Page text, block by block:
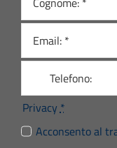
Privacy *
Acconsento al